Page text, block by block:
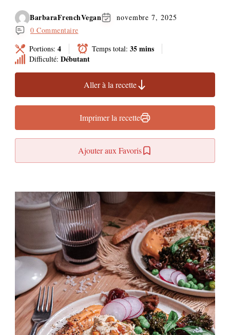
BarbaraFrenchVegan
novembre 7, 2025
0 Commentaire
Portions: 4 Temps total: 35 mins
Difficulté: Débutant
Aller à la recette
Imprimer la recette
Ajouter aux Favoris